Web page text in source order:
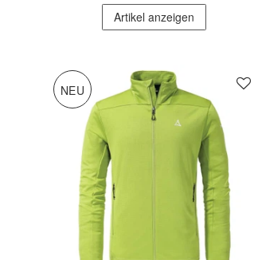
Artikel anzeigen
NEU